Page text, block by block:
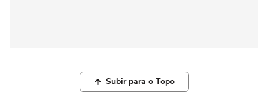
Subir para o Topo